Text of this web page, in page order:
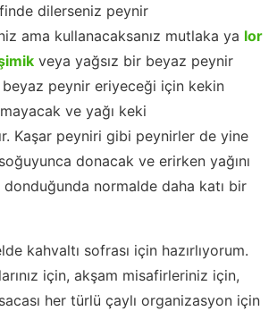
dilerseniz peynir
ama kullanacaksanız mutlaka ya lor
veya yağsız bir beyaz peynir
beyaz peynir eriyeceği için kekin
ve yağı keki
Kaşar peyniri gibi peynirler de yine
donacak ve erirken yağını
normalde daha katı bir
kahvaltı sofrası için hazırlıyorum.
için, akşam misafirleriniz için,
her türlü çaylı organizasyon için